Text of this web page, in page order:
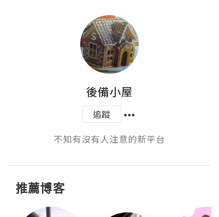
後備小屋
追蹤
不知有沒有人注意的新平台
推薦博客